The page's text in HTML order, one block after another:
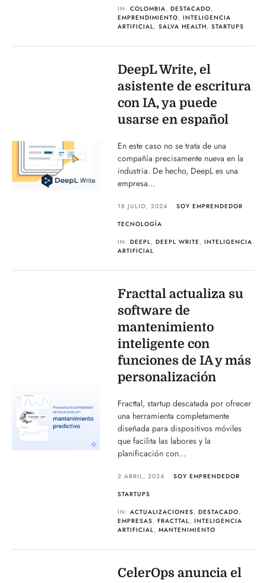
IN:COLOMBIA,DESTACADO,
EMPRENDIMIENTO,INTELIGENCIA
ARTIFICIAL,SALVA HEALTH,STARTUPS
DeepL Write, el
asistente de escritura
con IA, ya puede
usarse en español
En este caso no se trata de una
compañía precisamente nueva en la
industria. De hecho, DeepL es una
empresa...
18 JULIO, 2024
SOY EMPRENDEDOR
TECNOLOGÍA
IN:DEEPL,DEEPL WRITE ,INTELIGENCIA
ARTIFICIAL
Fracttal actualiza su
software de
mantenimiento
inteligente con
funciones de IA y más
personalización
Fracttal, startup descatada por ofrecer
una herramienta completamente
diseñada para dispositivos móviles
que facilita las labores y la
planificación con...
2 ABRIL, 2024
SOY EMPRENDEDOR
STARTUPS
IN:ACTUALIZACIONES,DESTACADO,
EMPRESAS,FRACTTAL,INTELIGENCIA
ARTIFICIAL,MANTENIMIENTO
CelerOps anuncia el